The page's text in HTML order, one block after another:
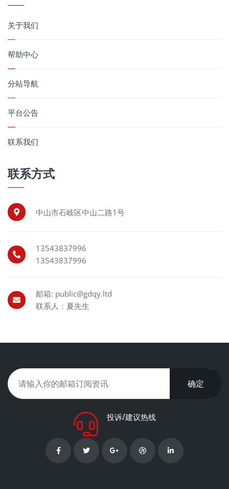
关于我们
帮助中心
分站导航
平台公告
联系我们
联系方式
中山市石岐区中山二路1号
13543837996
13543837996
邮箱: public@gdqy.ltd
联系人：夏先生
确定
投诉/建议热线